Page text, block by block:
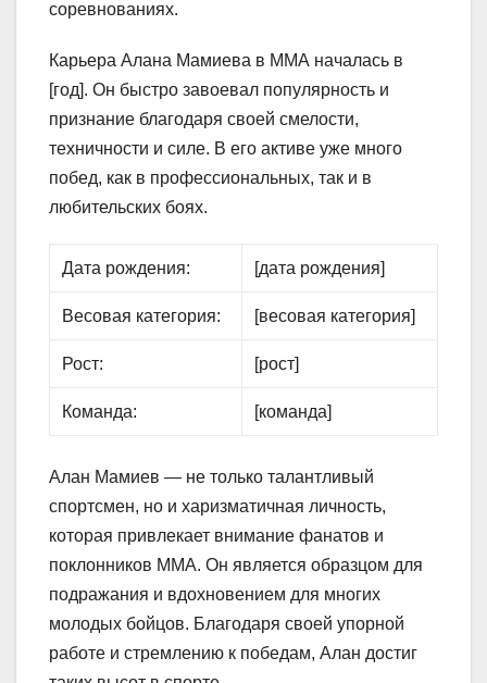
соревнованиях.
Карьера Алана Мамиева в ММА началась в
[год]. Он быстро завоевал популярность и
признание благодаря своей смелости,
техничности и силе. В его активе уже много
побед, как в профессиональных, так и в
любительских боях.
Дата рождения: [дата рождения]
Весовая категория: [весовая категория]
Рост: [рост]
Команда: [команда]
Алан Мамиев — не только талантливый
спортсмен, но и харизматичная личность,
которая привлекает внимание фанатов и
поклонников ММА. Он является образцом для
подражания и вдохновением для многих
молодых бойцов. Благодаря своей упорной
работе и стремлению к победам, Алан достиг